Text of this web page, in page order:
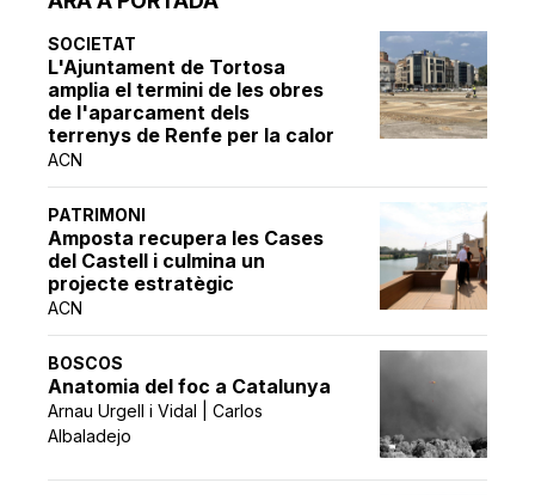
SOCIETAT
L'Ajuntament de Tortosa
amplia el termini de les obres
de l'aparcament dels
terrenys de Renfe per la calor
ACN
PATRIMONI
Amposta recupera les Cases
del Castell i culmina un
projecte estratègic
ACN
BOSCOS
Anatomia del foc a Catalunya
Arnau Urgell i Vidal | Carlos
Albaladejo